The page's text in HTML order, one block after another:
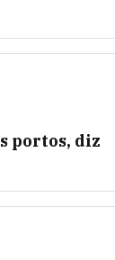
portos, diz